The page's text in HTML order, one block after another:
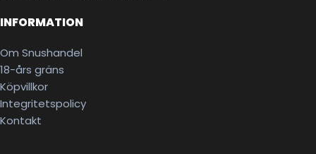
INFORMATION
Om Snushandel
18-års gräns
Köpvillkor
Integritetspolicy
Kontakt